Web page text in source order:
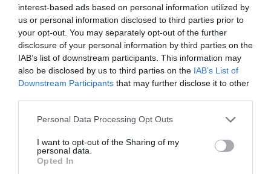
interest-based ads based on personal information utilized by
us or personal information disclosed to third parties prior to
your opt-out. You may separately opt-out of the further
disclosure of your personal information by third parties on the
IAB’s list of downstream participants. This information may
also be disclosed by us to third parties on the IAB’s List of
Downstream Participants that may further disclose it to other
Please note that this website/app uses one or more Google
not limited to your visit or usage behaviour. You may click to
grant or deny consent to Google and its third-party tags to
use your data for below specified purposes in below Google
Personal Data Processing Opt Outs
I want to opt-out of the Sharing of my
personal data.
Opted In
Ismét egy Corvette vezeti majd fel az
Indy 500 mezőnyét